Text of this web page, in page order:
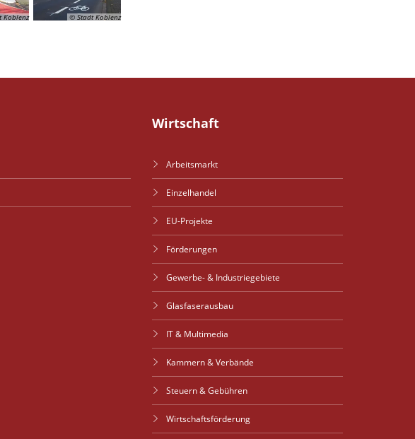
Koblenz © Stadt Koblenz
Wirtschaft
Arbeitsmarkt
Einzelhandel
EU-Projekte
Förderungen
Gewerbe- & Industriegebiete
Glasfaserausbau
IT & Multimedia
Kammern & Verbände
Steuern & Gebühren
Wirtschaftsförderung